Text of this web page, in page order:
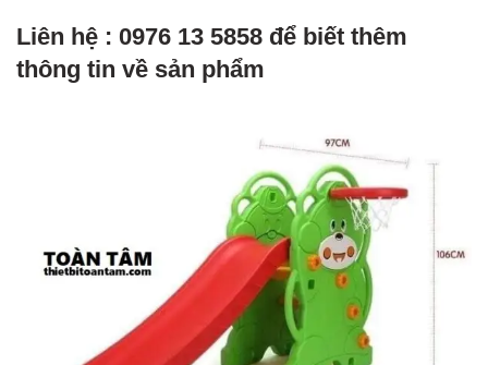
Liên hệ : 0976 13 5858 để biết thêm
thông tin về sản phẩm